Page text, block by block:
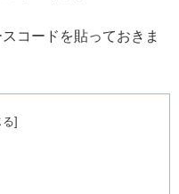
コードを貼っておきま